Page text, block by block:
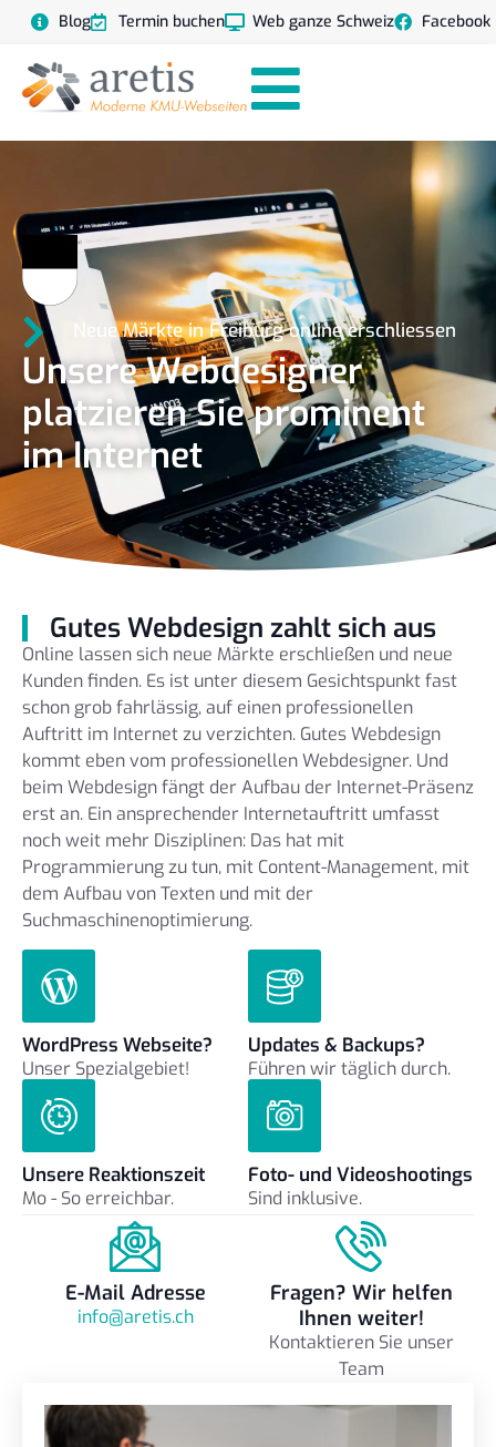
Blog Termin buchen Web ganze Schweiz Facebook
Neue Märkte in Freiburg online erschliessen
Unsere Webdesigner
platzieren Sie prominent
im Internet
Gutes Webdesign zahlt sich aus
Online lassen sich neue Märkte erschließen und neue
Kunden finden. Es ist unter diesem Gesichtspunkt fast
schon grob fahrlässig, auf einen professionellen
Auftritt im Internet zu verzichten. Gutes Webdesign
kommt eben vom professionellen Webdesigner. Und
beim Webdesign fängt der Aufbau der Internet-Präsenz
erst an. Ein ansprechender Internetauftritt umfasst
noch weit mehr Disziplinen: Das hat mit
Programmierung zu tun, mit Content-Management, mit
dem Aufbau von Texten und mit der
Suchmaschinenoptimierung.
WordPress Webseite?
Unser Spezialgebiet!
Updates & Backups?
Führen wir täglich durch.
Unsere Reaktionszeit
Mo - So erreichbar.
Foto- und Videoshootings
Sind inklusive.
E-Mail Adresse
info@aretis.ch
Fragen? Wir helfen
Ihnen weiter!
Kontaktieren Sie unser
Team